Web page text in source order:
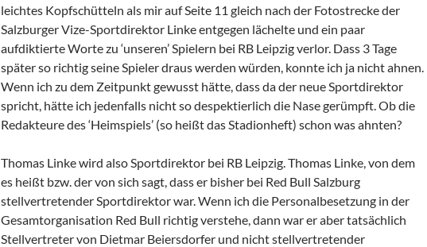
leichtes Kopfschütteln als mir auf Seite 11 gleich nach der Fotostrecke der
Salzburger Vize-Sportdirektor Linke entgegen lächelte und ein paar
aufdiktierte Worte zu ‘unseren’ Spielern bei RB Leipzig verlor. Dass 3 Tage
später so richtig seine Spieler draus werden würden, konnte ich ja nicht ahnen.
Wenn ich zu dem Zeitpunkt gewusst hätte, dass da der neue Sportdirektor
spricht, hätte ich jedenfalls nicht so despektierlich die Nase gerümpft. Ob die
Redakteure des ‘Heimspiels’ (so heißt das Stadionheft) schon was ahnten?
Thomas Linke wird also Sportdirektor bei RB Leipzig. Thomas Linke, von dem
es heißt bzw. der von sich sagt, dass er bisher bei Red Bull Salzburg
stellvertretender Sportdirektor war. Wenn ich die Personalbesetzung in der
Gesamtorganisation Red Bull richtig verstehe, dann war er aber tatsächlich
Stellvertreter von Dietmar Beiersdorfer und nicht stellvertretender